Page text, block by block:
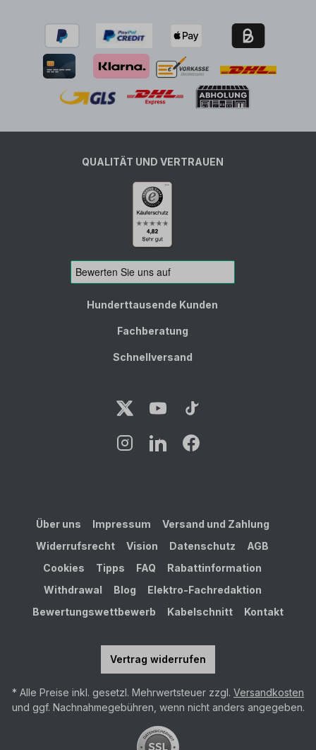
QUALITÄT UND VERTRAUEN
Hunderttausende Kunden
Fachberatung
Schnellversand
Über uns Impressum
Versand und Zahlung
Widerrufsrecht
Vision Datenschutz
AGB
Cookies
Tipps FAQ
Rabattinformation
Withdrawal
Blog
Elektro-Fachredaktion
Bewertungswettbewerb
Kabelschnitt Kontakt
Vertrag widerrufen
* Alle Preise inkl. gesetzl. Mehrwertsteuer zzgl. Versandkosten
und ggf. Nachnahmegebühren, wenn nicht anders angegeben.